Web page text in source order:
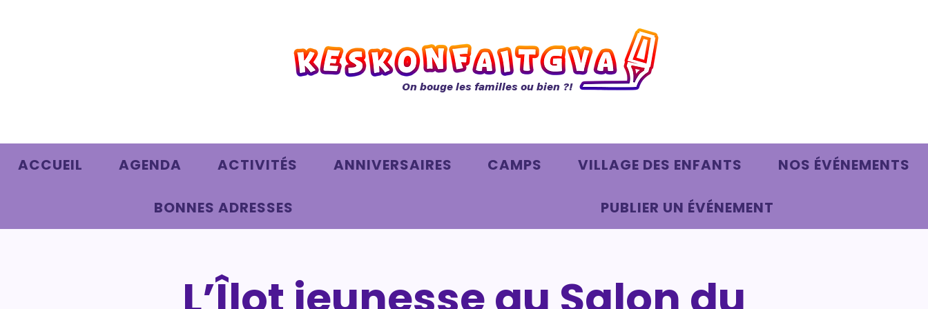
On bouge les familles ou bien ?!
ACCUEIL AGENDA ACTIVITÉS ANNIVERSAIRES CAMPS VILLAGE DES ENFANTS NOS ÉVÉNEMENTS
BONNES ADRESSES PUBLIER UN ÉVÉNEMENT